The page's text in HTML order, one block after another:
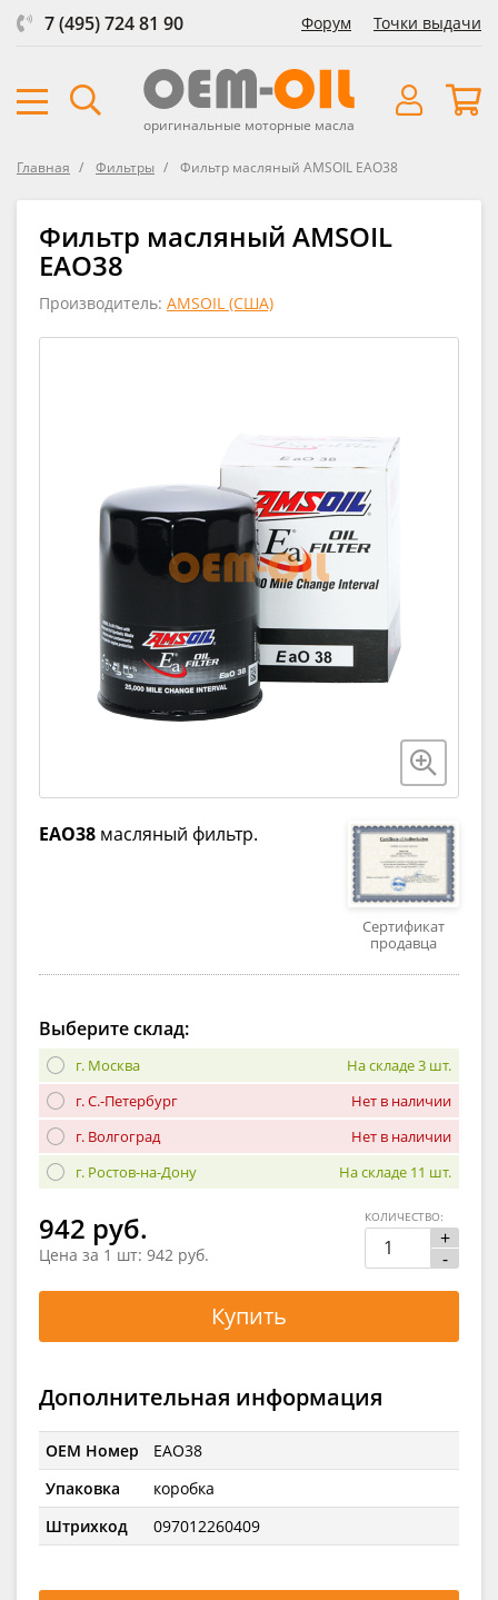
7 (495) 724 81 90 Форум Точки выдачи
оригинальные моторные масла
Главная Фильтры Фильтр масляный AMSOIL EAO38
Фильтр масляный AMSOIL
EAO38
Производитель: AMSOIL (США)
EAO38 масляный фильтр.
Сертификат
продавца
Выберите склад:
г. Москва
На складе 3 шт.
г. С.-Петербург
Нет в наличии
г. Волгоград
Нет в наличии
г. Ростов-на-Дону
На складе 11 шт.
942 руб.
Цена за 1 шт: 942 руб.
+
-
КОЛИЧЕСТВО:
Купить
Дополнительная информация
OEM Номер
EAO38
Упаковка
коробка
Штрихкод
097012260409